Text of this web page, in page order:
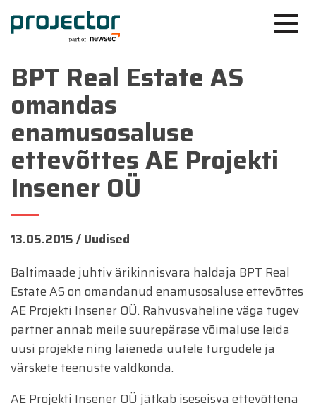
BPT Real Estate AS
omandas
enamusosaluse
ettevõttes AE Projekti
Insener OÜ
13.05.2015 /Uudised
Baltimaade juhtiv ärikinnisvara haldaja BPT Real
Estate AS on omandanud enamusosaluse ettevõttes
AE Projekti Insener OÜ. Rahvusvaheline väga tugev
partner annab meile suurepärase võimaluse leida
uusi projekte ning laieneda uutele turgudele ja
värskete teenuste valdkonda.
AE Projekti Insener OÜ jätkab iseseisva ettevõttena